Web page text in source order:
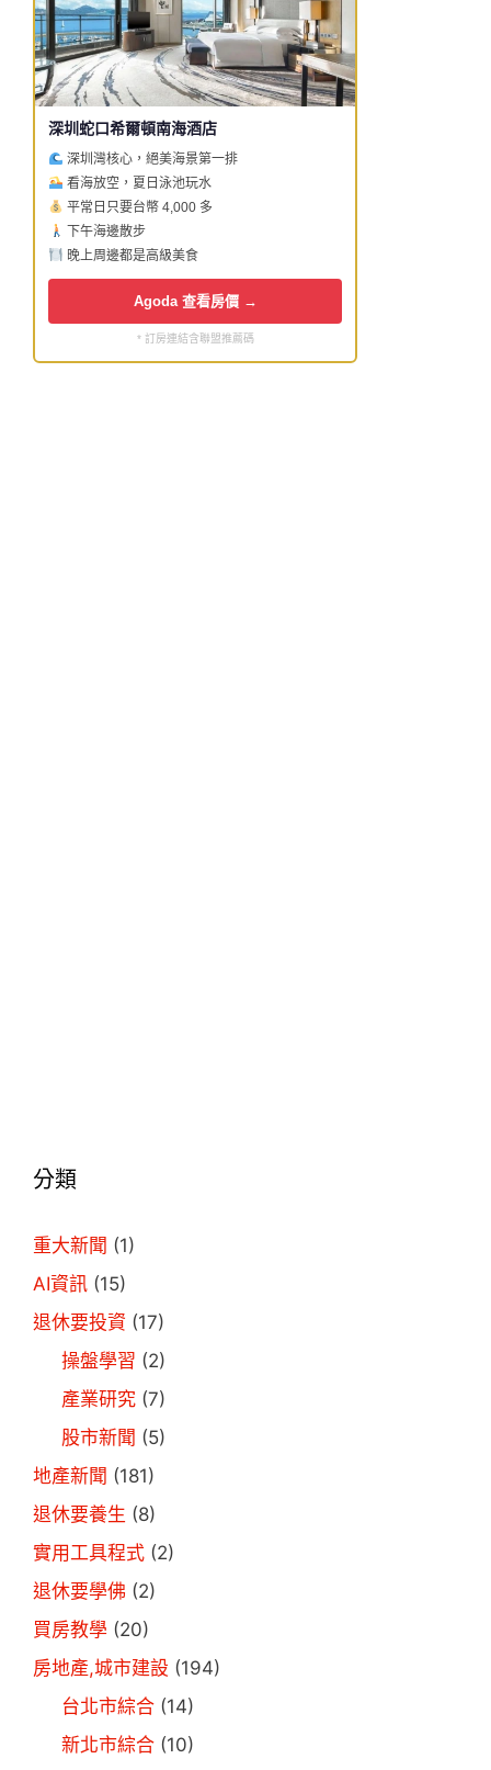
深圳蛇口希爾頓南海酒店
深圳灣核心，絕美海景第一排
看海放空，夏日泳池玩水
平常日只要台幣 4,000 多
下午海邊散步
晚上周邊都是高級美食
Agoda 查看房價 →
* 訂房連結含聯盟推薦碼
分類
重大新聞 (1)
AI資訊 (15)
退休要投資 (17)
操盤學習 (2)
產業研究(7)
股市新聞 (5)
地產新聞 (181)
退休要養生 (8)
實用工具程式 (2)
退休要學佛 (2)
買房教學 (20)
房地產,城市建設 (194)
台北市綜合(14)
新北市綜合(10)